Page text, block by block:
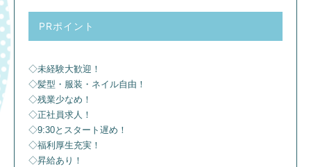
PRポイント
◇未経験大歓迎！
◇髪型・服装・ネイル自由！
◇残業少なめ！
◇正社員求人！
◇9:30とスタート遅め！
◇福利厚生充実！
◇昇給あり！